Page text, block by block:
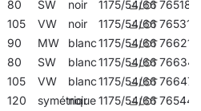
80 SW noir 1175/54/66765186
105 VW noir 1175/54/66765315
90 MW blanc1175/54/66766213
80 SW blanc1175/54/66766343
105 VW blanc1175/54/66766473
120 symétrique
noir 1175/54/66765445